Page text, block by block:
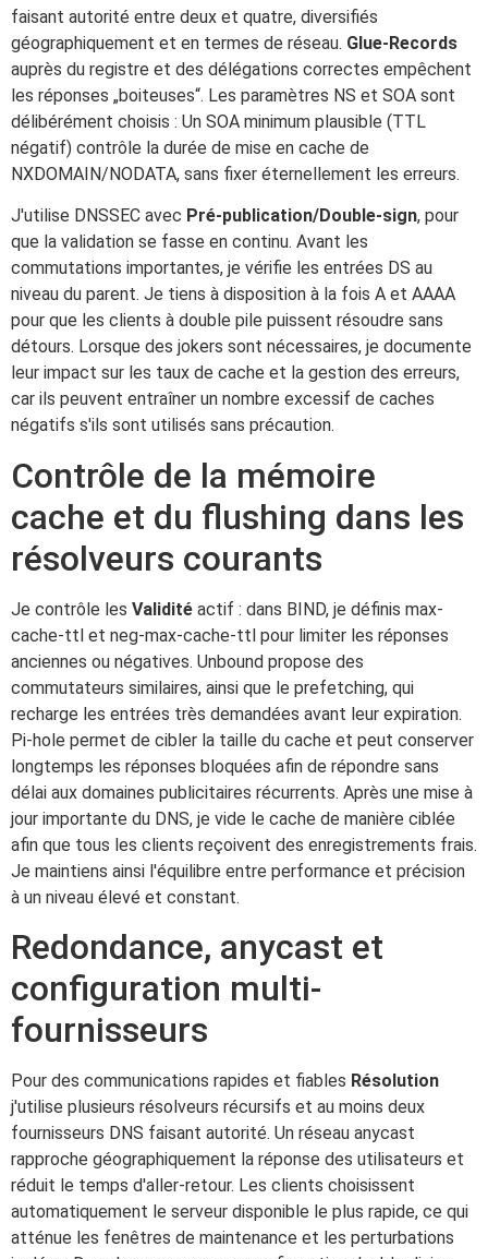
faisant autorité entre deux et quatre, diversifiés
géographiquement et en termes de réseau. Glue-Records
auprès du registre et des délégations correctes empêchent
les réponses „boiteuses“. Les paramètres NS et SOA sont
délibérément choisis : Un SOA minimum plausible (TTL
négatif) contrôle la durée de mise en cache de
NXDOMAIN/NODATA, sans fixer éternellement les erreurs.
J'utilise DNSSEC avec Pré-publication/Double-sign, pour
que la validation se fasse en continu. Avant les
commutations importantes, je vérifie les entrées DS au
niveau du parent. Je tiens à disposition à la fois A et AAAA
pour que les clients à double pile puissent résoudre sans
détours. Lorsque des jokers sont nécessaires, je documente
leur impact sur les taux de cache et la gestion des erreurs,
car ils peuvent entraîner un nombre excessif de caches
négatifs s'ils sont utilisés sans précaution.
Contrôle de la mémoire
cache et du flushing dans les
résolveurs courants
Je contrôle les Validité actif : dans BIND, je définis max-
cache-ttl et neg-max-cache-ttl pour limiter les réponses
anciennes ou négatives. Unbound propose des
commutateurs similaires, ainsi que le prefetching, qui
recharge les entrées très demandées avant leur expiration.
Pi-hole permet de cibler la taille du cache et peut conserver
longtemps les réponses bloquées afin de répondre sans
délai aux domaines publicitaires récurrents. Après une mise à
jour importante du DNS, je vide le cache de manière ciblée
afin que tous les clients reçoivent des enregistrements frais.
Je maintiens ainsi l'équilibre entre performance et précision
à un niveau élevé et constant.
Redondance, anycast et
configuration multi-
fournisseurs
Pour des communications rapides et fiables Résolution
j'utilise plusieurs résolveurs récursifs et au moins deux
fournisseurs DNS faisant autorité. Un réseau anycast
rapproche géographiquement la réponse des utilisateurs et
réduit le temps d'aller-retour. Les clients choisissent
automatiquement le serveur disponible le plus rapide, ce qui
atténue les fenêtres de maintenance et les perturbations